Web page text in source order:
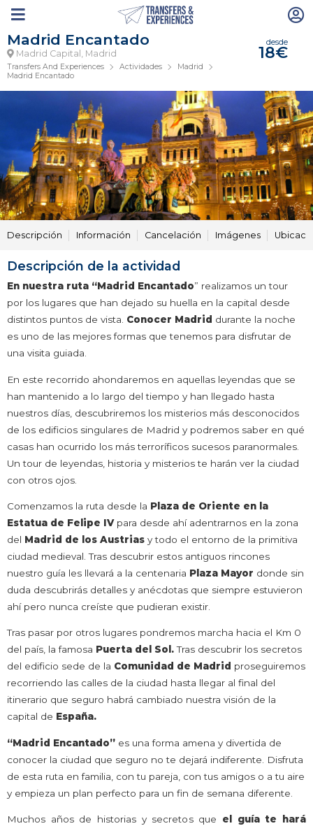
Madrid Encantado
Madrid Capital, Madrid
desde
18€
Transfers And Experiences Actividades
Madrid
Madrid Encantado
Descripción Información Cancelación Imágenes
Descripción de la actividad
En nuestra ruta “Madrid Encantado” realizamos un tour
por los lugares que han dejado su huella en la capital desde
distintos puntos de vista. Conocer Madrid durante la noche
es uno de las mejores formas que tenemos para disfrutar de
una visita guiada.
En este recorrido ahondaremos en aquellas leyendas que se
han mantenido a lo largo del tiempo y han llegado hasta
nuestros días, descubriremos los misterios más desconocidos
de los edificios singulares de Madrid y podremos saber en qué
casas han ocurrido los más terroríficos sucesos paranormales.
Un tour de leyendas, historia y misterios te harán ver la ciudad
con otros ojos.
Comenzamos la ruta desde la Plaza de Oriente en la
Estatua de Felipe IV para desde ahí adentrarnos en la zona
del Madrid de los Austrias y todo el entorno de la primitiva
ciudad medieval. Tras descubrir estos antiguos rincones
nuestro guía les llevará a la centenaria Plaza Mayor donde sin
duda descubrirás detalles y anécdotas que siempre estuvieron
ahí pero nunca creíste que pudieran existir.
Tras pasar por otros lugares pondremos marcha hacia el Km 0
del país, la famosa Puerta del Sol.Tras descubrir los secretos
del edificio sede de la Comunidad de Madrid proseguiremos
recorriendo las calles de la ciudad hasta llegar al final del
itinerario que seguro habrá cambiado nuestra visión de la
capital de España.
“Madrid Encantado” es una forma amena y divertida de
conocer la ciudad que seguro no te dejará indiferente. Disfruta
de esta ruta en familia, con tu pareja, con tus amigos o a tu aire
y empieza un plan perfecto para un fin de semana diferente.
Muchos años de historias y secretos que el guía te hará